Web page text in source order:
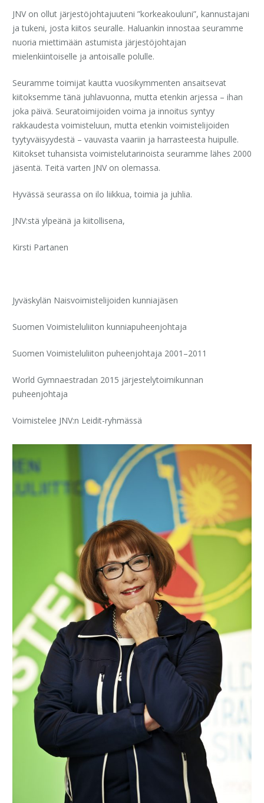
JNV on ollut järjestöjohtajuuteni ”korkeakouluni”, kannustajani
ja tukeni, josta kiitos seuralle. Haluankin innostaa seuramme
nuoria miettimään astumista järjestöjohtajan
mielenkiintoiselle ja antoisalle polulle.
Seuramme toimijat kautta vuosikymmenten ansaitsevat
kiitoksemme tänä juhlavuonna, mutta etenkin arjessa – ihan
joka päivä. Seuratoimijoiden voima ja innoitus syntyy
rakkaudesta voimisteluun, mutta etenkin voimistelijoiden
tyytyväisyydestä – vauvasta vaariin ja harrasteesta huipulle.
Kiitokset tuhansista voimistelutarinoista seuramme lähes 2000
jäsentä. Teitä varten JNV on olemassa.
Hyvässä seurassa on ilo liikkua, toimia ja juhlia.
JNV:stä ylpeänä ja kiitollisena,
Kirsti Partanen
Jyväskylän Naisvoimistelijoiden kunniajäsen
Suomen Voimisteluliiton kunniapuheenjohtaja
Suomen Voimisteluliiton puheenjohtaja 2001–2011
World Gymnaestradan 2015 järjestelytoimikunnan
puheenjohtaja
Voimistelee JNV:n Leidit-ryhmässä